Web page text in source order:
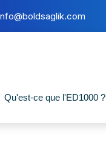
Qu'est-ce que l'ED1000 ?